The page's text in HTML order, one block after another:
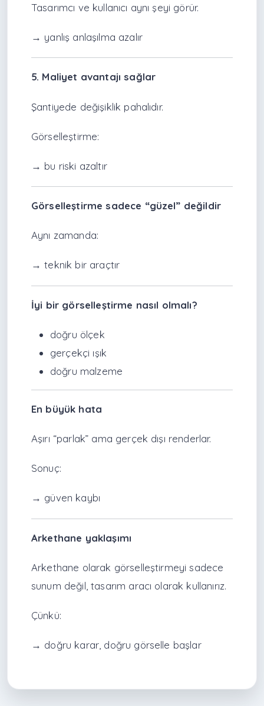
Tasarımcı ve kullanıcı aynı şeyi görür.
→ yanlış anlaşılma azalır
5. Maliyet avantajı sağlar
Şantiyede değişiklik pahalıdır.
Görselleştirme:
→ bu riski azaltır
Görselleştirme sadece “güzel” değildir
Aynı zamanda:
→ teknik bir araçtır
İyi bir görselleştirme nasıl olmalı?
doğru ölçek
gerçekçi ışık
doğru malzeme
En büyük hata
Aşırı “parlak” ama gerçek dışı renderlar.
Sonuç:
→ güven kaybı
Arkethane yaklaşımı
Arkethane olarak görselleştirmeyi sadece
sunum değil, tasarım aracı olarak kullanırız.
Çünkü:
→ doğru karar, doğru görselle başlar